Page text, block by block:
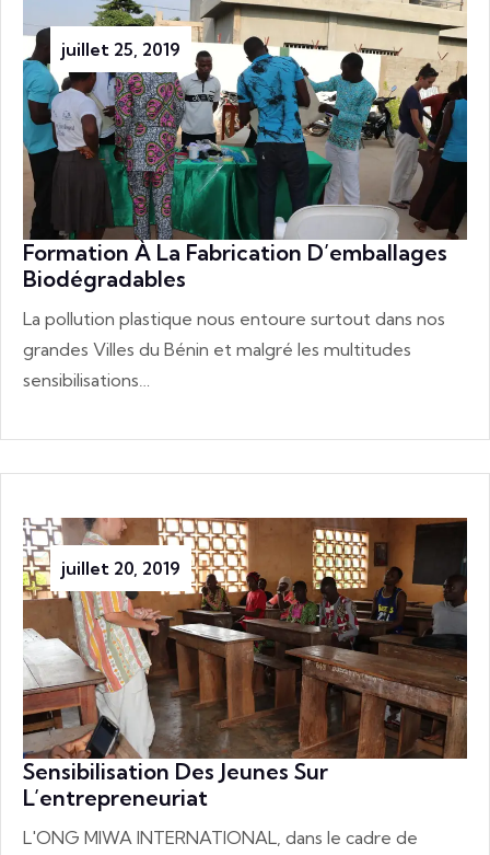
juillet 25, 2019
Formation À La Fabrication D’emballages
Biodégradables
La pollution plastique nous entoure surtout dans nos
grandes Villes du Bénin et malgré les multitudes
sensibilisations…
juillet 20, 2019
Sensibilisation Des Jeunes Sur
L’entrepreneuriat
L'ONG MIWA INTERNATIONAL, dans le cadre de